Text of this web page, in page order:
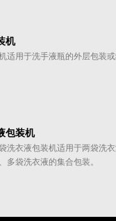
机
适用于洗手液瓶的外层包装
包装机
洗衣液包装机适用于两袋洗衣
多袋洗衣液的集合包装。